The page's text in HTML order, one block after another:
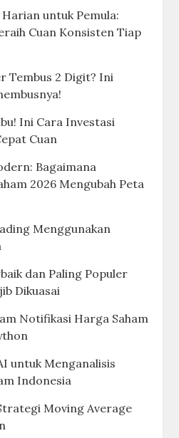
untuk Pemula:
Cuan Konsisten Tiap
Tembus 2 Digit? Ini
Ini Cara Investasi
Cuan
Bagaimana
2026 Mengubah Peta
Menggunakan
dan Paling Populer
Dikuasai
Notifikasi Harga Saham
untuk Menganalisis
Indonesia
Moving Average